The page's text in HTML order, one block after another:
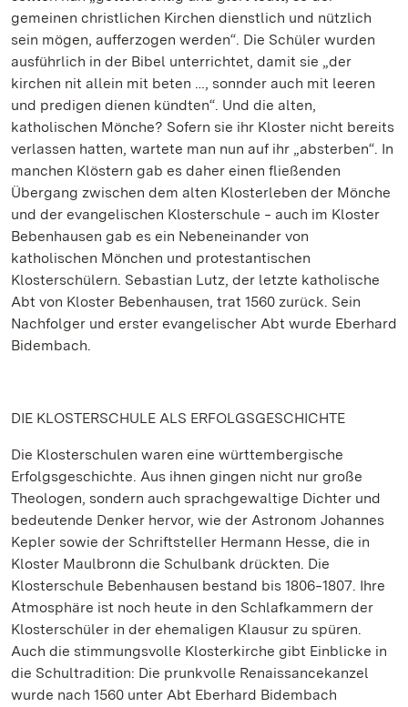
gemeinen christlichen Kirchen dienstlich und nützlich
sein mögen, aufferzogen werden“. Die Schüler wurden
ausführlich in der Bibel unterrichtet, damit sie „der
kirchen nit allein mit beten …, sonnder auch mit leeren
und predigen dienen kündten“. Und die alten,
katholischen Mönche? Sofern sie ihr Kloster nicht bereits
verlassen hatten, wartete man nun auf ihr „absterben“. In
manchen Klöstern gab es daher einen fließenden
Übergang zwischen dem alten Klosterleben der Mönche
und der evangelischen Klosterschule ‒ auch im Kloster
Bebenhausen gab es ein Nebeneinander von
katholischen Mönchen und protestantischen
Klosterschülern. Sebastian Lutz, der letzte katholische
Abt von Kloster Bebenhausen, trat 1560 zurück. Sein
Nachfolger und erster evangelischer Abt wurde Eberhard
Bidembach.
DIE KLOSTERSCHULE ALS ERFOLGSGESCHICHTE
Die Klosterschulen waren eine württembergische
Erfolgsgeschichte. Aus ihnen gingen nicht nur große
Theologen, sondern auch sprachgewaltige Dichter und
bedeutende Denker hervor, wie der Astronom Johannes
Kepler sowie der Schriftsteller Hermann Hesse, die in
Kloster Maulbronn die Schulbank drückten. Die
Klosterschule Bebenhausen bestand bis 1806‒1807. Ihre
Atmosphäre ist noch heute in den Schlafkammern der
Klosterschüler in der ehemaligen Klausur zu spüren.
Auch die stimmungsvolle Klosterkirche gibt Einblicke in
die Schultradition: Die prunkvolle Renaissancekanzel
wurde nach 1560 unter Abt Eberhard Bidembach